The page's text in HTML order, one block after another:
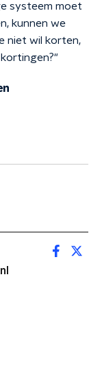
systeem moet
kunnen we
niet wil korten,